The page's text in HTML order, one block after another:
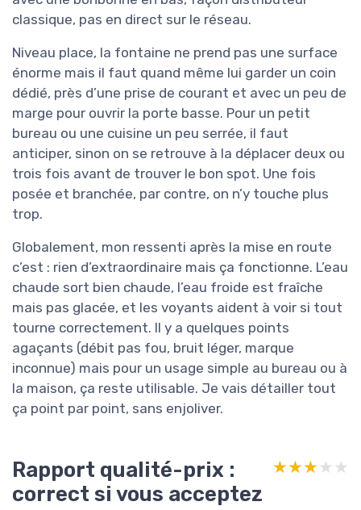
classique, pas en direct sur le réseau.
Niveau place, la fontaine ne prend pas une surface
énorme mais il faut quand même lui garder un coin
dédié, près d’une prise de courant et avec un peu de
marge pour ouvrir la porte basse. Pour un petit
bureau ou une cuisine un peu serrée, il faut
anticiper, sinon on se retrouve à la déplacer deux ou
trois fois avant de trouver le bon spot. Une fois
posée et branchée, par contre, on n’y touche plus
trop.
Globalement, mon ressenti après la mise en route
c’est : rien d’extraordinaire mais ça fonctionne. L’eau
chaude sort bien chaude, l’eau froide est fraîche
mais pas glacée, et les voyants aident à voir si tout
tourne correctement. Il y a quelques points
agaçants (débit pas fou, bruit léger, marque
inconnue) mais pour un usage simple au bureau ou à
la maison, ça reste utilisable. Je vais détailler tout
ça point par point, sans enjoliver.
Rapport qualité-prix :
correct si vous acceptez
★★★★★
★★★★★